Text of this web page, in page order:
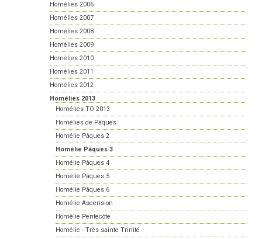
Homélies 2006
Homélies 2007
Homélies 2008
Homélies 2009
Homélies 2010
Homélies 2011
Homélies 2012
Homélies 2013
Homélies TO 2013
Homélies de Pâques
Homélie Pâques 2
Homélie Pâques 3
Homélie Pâques 4
Homélie Pâques 5
Homélie Pâques 6
Homélie Ascension
Homélie Pentecôte
Homélie - Très sainte Trinité